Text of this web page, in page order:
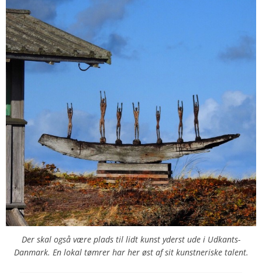
Der skal også være plads til lidt kunst yderst ude i Udkants-
Danmark. En lokal tømrer har her øst af sit kunstneriske talent.